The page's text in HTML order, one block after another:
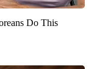
Do This